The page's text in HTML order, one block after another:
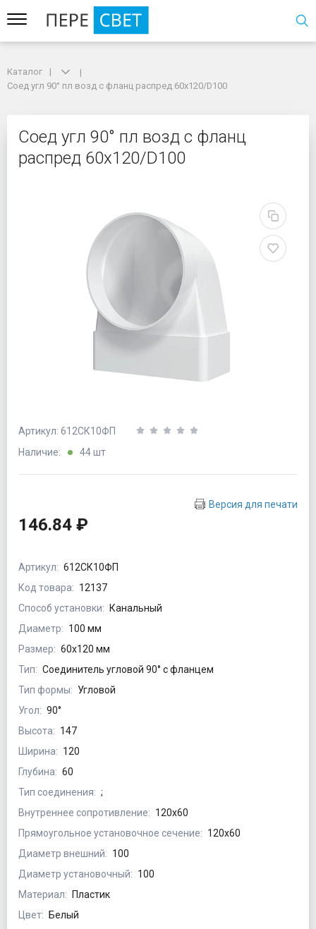
Соед угл 90° пл возд с фланц распред 60х120/D100
Соед угл 90° пл возд
Каталог
Соед угл 90° пл возд с фланц распред 60х120/D100
Соед угл 90° пл возд с фланц
распред 60х120/D100
Артикул: 612СК10ФП
Наличие:
44 шт
Версия для печати
146.84 ₽
Артикул: 612СК10ФП
Код товара: 12137
Способ установки:
Канальный
Диаметр: 100 мм
Размер: 60х120 мм
Тип: Соединитель угловой 90° с фланцем
Тип формы: Угловой
Угол: 90°
Высота: 147
Ширина: 120
Глубина: 60
Тип соединения: ;
Внутреннее сопротивление: 120х60
Прямоугольное установочное сечение: 120х60
Диаметр внешний: 100
Диаметр установочный: 100
Материал:
Пластик
Цвет:
Белый